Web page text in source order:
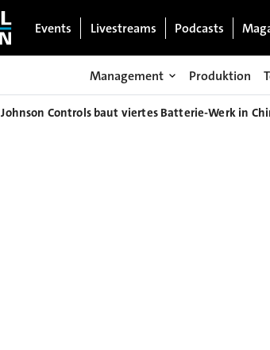
Events Livestreams Podcasts
Management Produktion
Johnson Controls baut viertes Batterie-Werk in